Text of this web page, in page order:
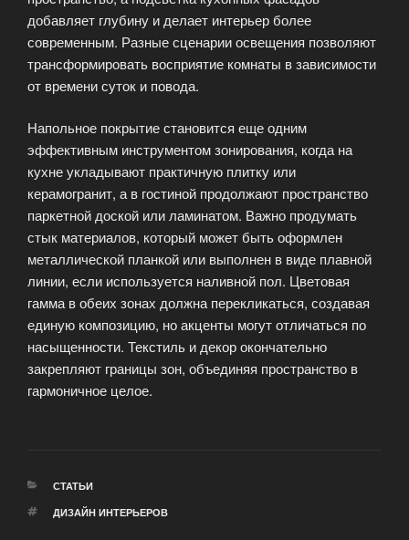
добавляет глубину и делает интерьер более
современным. Разные сценарии освещения позволяют
трансформировать восприятие комнаты в зависимости
от времени суток и повода.
Напольное покрытие становится еще одним
эффективным инструментом зонирования, когда на
кухне укладывают практичную плитку или
керамогранит, а в гостиной продолжают пространство
паркетной доской или ламинатом. Важно продумать
стык материалов, который может быть оформлен
металлической планкой или выполнен в виде плавной
линии, если используется наливной пол. Цветовая
гамма в обеих зонах должна перекликаться, создавая
единую композицию, но акценты могут отличаться по
насыщенности. Текстиль и декор окончательно
закрепляют границы зон, объединяя пространство в
гармоничное целое.
РУБРИКИ
СТАТЬИ
МЕТКИ
ДИЗАЙН ИНТЕРЬЕРОВ